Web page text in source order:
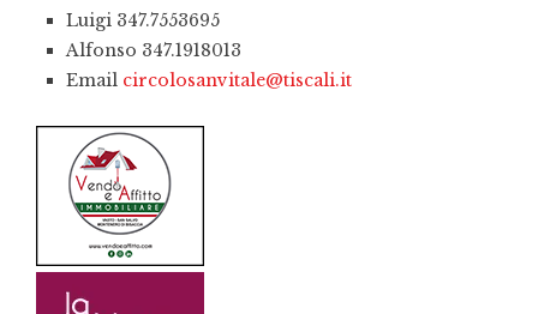
Luigi 347.7553695
Alfonso 347.1918013
Email circolosanvitale@tiscali.it